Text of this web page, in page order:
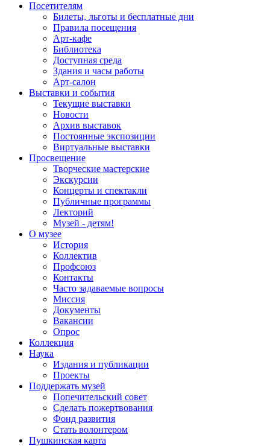
Посетителям
Билеты, льготы и бесплатные дни
Правила посещения
Арт-кафе
Библиотека
Доступная среда
Здания и часы работы
Арт-салон
Выставки и события
Текущие выставки
Новости
Архив выставок
Постоянные экспозиции
Виртуальные выставки
Просвещение
Творческие мастерские
Экскурсии
Концерты и спектакли
Публичные программы
Лекторий
Музей - детям!
О музее
История
Коллектив
Профсоюз
Контакты
Часто задаваемые вопросы
Миссия
Документы
Вакансии
Опрос
Коллекция
Наука
Издания и публикации
Проекты
Поддержать музей
Попечительский совет
Сделать пожертвования
Фонд развития
Стать волонтером
Пушкинская карта